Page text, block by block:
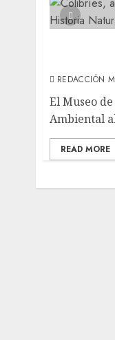
REDACCIÓN
El Museo
Ambiental
READ MORE